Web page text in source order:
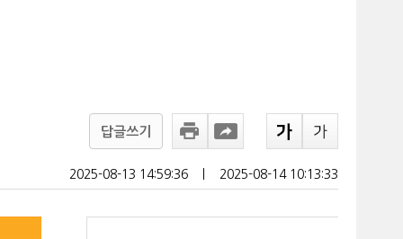
답글쓰기
2025-08-13 14:59:36 2025-08-14 10:13:33